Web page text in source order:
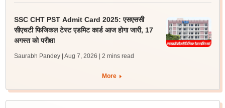
SSC CHT PST Admit Card 2025: एसएससी
सीएचटी फिजिकल टेस्ट एडमिट कार्ड आज होगा जारी, 17
अगस्त को परीक्षा
Saurabh Pandey | Aug 7, 2026 | 2 mins read
More